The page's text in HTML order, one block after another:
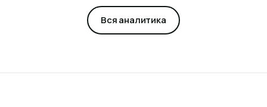
Вся аналитика